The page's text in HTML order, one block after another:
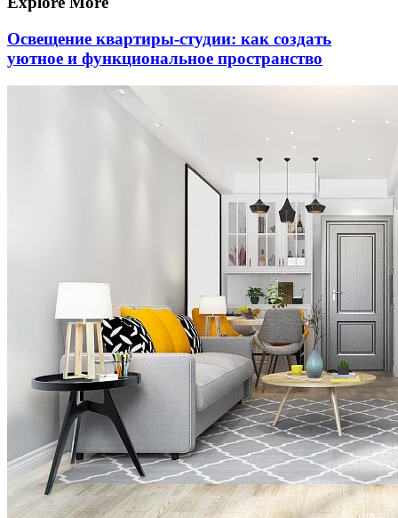
Освещение квартиры-студии: как создать
уютное и функциональное пространство